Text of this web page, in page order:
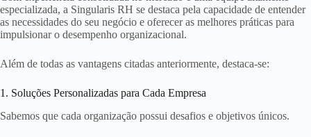
especializada, a Singularis RH se destaca pela capacidade de entender
as necessidades do seu negócio e oferecer as melhores práticas para
impulsionar o desempenho organizacional.
Além de todas as vantagens citadas anteriormente, destaca-se:
1. Soluções Personalizadas para Cada Empresa
Sabemos que cada organização possui desafios e objetivos únicos.